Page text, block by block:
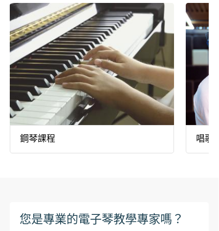
鋼琴課程 唱歌
您是專業的電子琴教學專家嗎？